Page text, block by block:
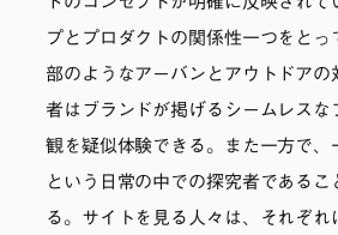
ドのコンセプトが明確に反映され
プとプロダクトの関係性一つをとっ
部のようなアーバンとアウトドアの
者はブランドが掲げるシームレスな
観を疑似体験できる。また一方で、
という日常の中での探究者であるこ
る。サイトを見る人々は、それぞ